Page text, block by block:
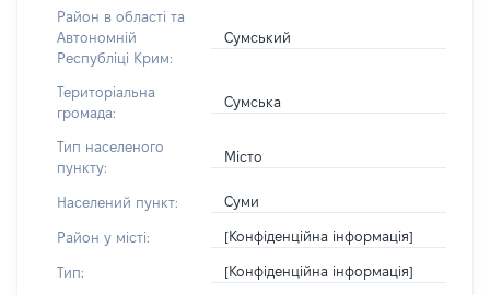
Район в області та
Автономній
Республіці Крим:
Сумський
Територіальна
громада:
Сумська
Тип населеного
пункту:
Місто
Населений пункт: Суми
Район у місті: [Конфіденційна інформація]
Тип: [Конфіденційна інформація]